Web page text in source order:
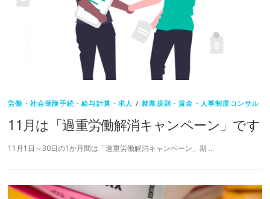
労働・社会保険手続・給与計算・求人 /就業規則・賃金・人事制度コンサル
11月は「過重労働解消キャンペーン」です
11月1日～30日の1か月間は「過重労働解消キャンペーン」期 …